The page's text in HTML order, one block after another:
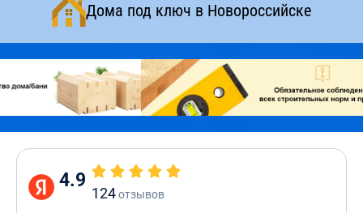
Дома под ключ в Новороссийске
4.9
124отзывов